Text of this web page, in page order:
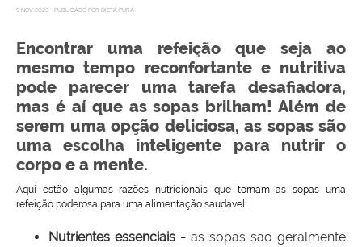
9 NOV 2023 - PUBLICADO POR DIETA PURA
Encontrar uma refeição que seja ao
mesmo tempo reconfortante e nutritiva
pode parecer uma tarefa desafiadora,
mas é aí que as sopas brilham! Além de
serem uma opção deliciosa, as sopas são
uma escolha inteligente para nutrir o
corpo e a mente.
Aqui estão algumas razões nutricionais que tornam as sopas uma
refeição poderosa para uma alimentação saudável:
Nutrientes essenciais - as sopas são geralmente